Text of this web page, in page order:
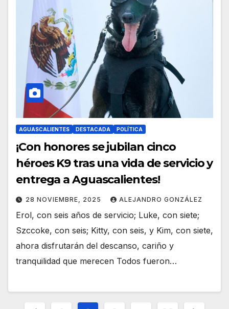
AGUASCALIENTES DESTACADA POLÍTICA
¡Con honores se jubilan cinco
héroes K9 tras una vida de servicio y
entrega a Aguascalientes!
28 NOVIEMBRE, 2025 ALEJANDRO GONZÁLEZ
Erol, con seis años de servicio; Luke, con siete;
Szccoke, con seis; Kitty, con seis, y Kim, con siete,
ahora disfrutarán del descanso, cariño y
tranquilidad que merecen Todos fueron…